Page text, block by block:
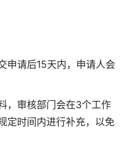
申请后15天内，申请人会
，审核部门会在3个工作
定时间内进行补充，以免